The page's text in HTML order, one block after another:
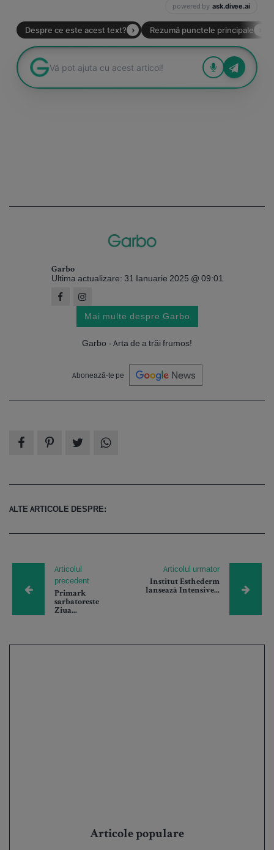
Garbo
Ultima actualizare: 31 Ianuarie 2025 @ 09:01
Mai multe despre Garbo
Garbo - Arta de a trăi frumos!
Abonează-te pe
ALTE ARTICOLE DESPRE:
Articolul
precedent
Primark
sarbatoreste
Ziua...
Articolul urmator
Institut Esthederm
lansează Intensive...
Articole populare